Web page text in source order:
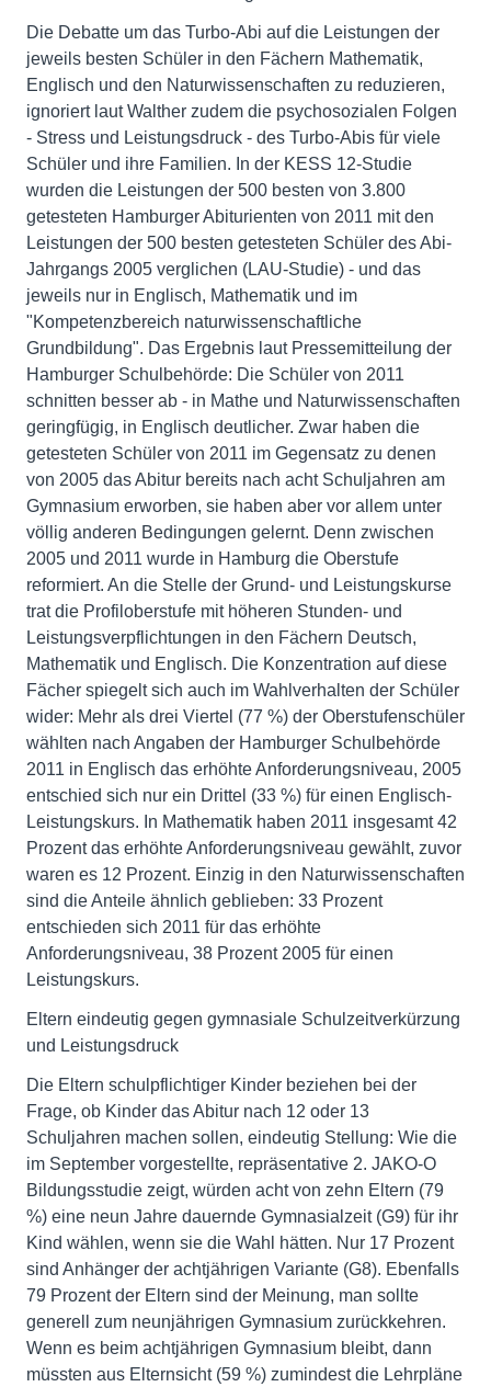
Die Debatte um das Turbo-Abi auf die Leistungen der
jeweils besten Schüler in den Fächern Mathematik,
Englisch und den Naturwissenschaften zu reduzieren,
ignoriert laut Walther zudem die psychosozialen Folgen
- Stress und Leistungsdruck - des Turbo-Abis für viele
Schüler und ihre Familien. In der KESS 12-Studie
wurden die Leistungen der 500 besten von 3.800
getesteten Hamburger Abiturienten von 2011 mit den
Leistungen der 500 besten getesteten Schüler des Abi-
Jahrgangs 2005 verglichen (LAU-Studie) - und das
jeweils nur in Englisch, Mathematik und im
"Kompetenzbereich naturwissenschaftliche
Grundbildung". Das Ergebnis laut Pressemitteilung der
Hamburger Schulbehörde: Die Schüler von 2011
schnitten besser ab - in Mathe und Naturwissenschaften
geringfügig, in Englisch deutlicher. Zwar haben die
getesteten Schüler von 2011 im Gegensatz zu denen
von 2005 das Abitur bereits nach acht Schuljahren am
Gymnasium erworben, sie haben aber vor allem unter
völlig anderen Bedingungen gelernt. Denn zwischen
2005 und 2011 wurde in Hamburg die Oberstufe
reformiert. An die Stelle der Grund- und Leistungskurse
trat die Profiloberstufe mit höheren Stunden- und
Leistungsverpflichtungen in den Fächern Deutsch,
Mathematik und Englisch. Die Konzentration auf diese
Fächer spiegelt sich auch im Wahlverhalten der Schüler
wider: Mehr als drei Viertel (77 %) der Oberstufenschüler
wählten nach Angaben der Hamburger Schulbehörde
2011 in Englisch das erhöhte Anforderungsniveau, 2005
entschied sich nur ein Drittel (33 %) für einen Englisch-
Leistungskurs. In Mathematik haben 2011 insgesamt 42
Prozent das erhöhte Anforderungsniveau gewählt, zuvor
waren es 12 Prozent. Einzig in den Naturwissenschaften
sind die Anteile ähnlich geblieben: 33 Prozent
entschieden sich 2011 für das erhöhte
Anforderungsniveau, 38 Prozent 2005 für einen
Leistungskurs.
Eltern eindeutig gegen gymnasiale Schulzeitverkürzung
und Leistungsdruck
Die Eltern schulpflichtiger Kinder beziehen bei der
Frage, ob Kinder das Abitur nach 12 oder 13
Schuljahren machen sollen, eindeutig Stellung: Wie die
im September vorgestellte, repräsentative 2. JAKO-O
Bildungsstudie zeigt, würden acht von zehn Eltern (79
%) eine neun Jahre dauernde Gymnasialzeit (G9) für ihr
Kind wählen, wenn sie die Wahl hätten. Nur 17 Prozent
sind Anhänger der achtjährigen Variante (G8). Ebenfalls
79 Prozent der Eltern sind der Meinung, man sollte
generell zum neunjährigen Gymnasium zurückkehren.
Wenn es beim achtjährigen Gymnasium bleibt, dann
müssten aus Elternsicht (59 %) zumindest die Lehrpläne